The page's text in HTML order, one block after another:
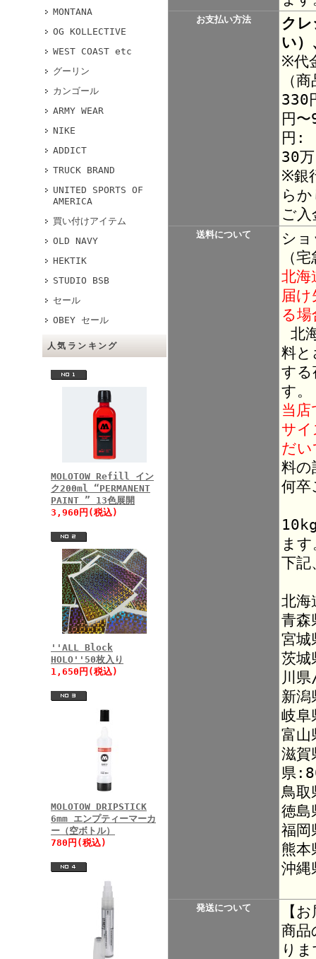
MONTANA
OG KOLLECTIVE
WEST COAST etc
グーリン
カンゴール
ARMY WEAR
NIKE
ADDICT
TRUCK BRAND
UNITED SPORTS OF
AMERICA
買い付けアイテム
OLD NAVY
HEKTIK
STUDIO BSB
セール
OBEY セール
人気ランキング
MOLOTOW Refill イン
ク200ml “PERMANENT
PAINT ” 13色展開
3,960円(税込)
''ALL Block
HOLO''50枚入り
1,650円(税込)
MOLOTOW DRIPSTICK
6mm エンプティーマーカ
ー（空ボトル）
780円(税込)
お支払い方法
ク
い）
※代
（
330
円
円:
30
※銀
ら
ご
送料について
シ
（
北海
届
る
北
料と
する
す。
当
サ
だ
料の
何卒
ま
下記
北海
青
宮
茨
川
新
岐
富
滋
県
鳥
徳
福
熊
沖縄
発送について
【
商品
り